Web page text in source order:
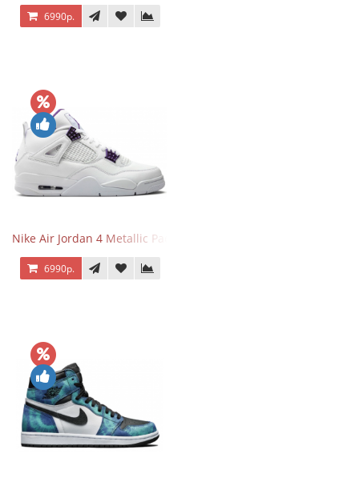
6990р.
Nike Air Jordan 4 Metallic Pack Purple
6990р.